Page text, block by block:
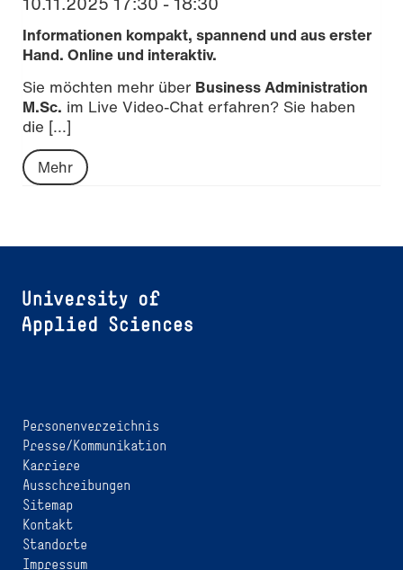
Informationen kompakt, spannend und aus erster
Hand. Online und interaktiv.
Sie möchten mehr über Business Administration
M.Sc. im Live Video-Chat erfahren? Sie haben
die [...]
Mehr
Personenverzeichnis
Presse/Kommunikation
Karriere
Ausschreibungen
Sitemap
Kontakt
Standorte
Impressum